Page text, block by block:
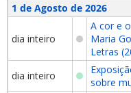
1 de Agosto de 2026
dia inteiro
A cor e
Maria
Letras
dia inteiro
sobre